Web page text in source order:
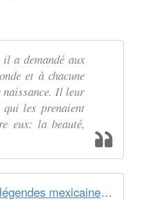
a demandé aux
et à chacune
naissance. Il leur
qui les prenaient
eux: la beauté,
Les légendes mexicaines du poinsettia, l'étoile de noël